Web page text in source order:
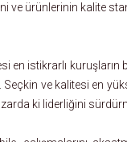
ve ürünlerinin kalite
istikrarlı kuruşların
Seçkin ve kalitesi en
ki liderliğini